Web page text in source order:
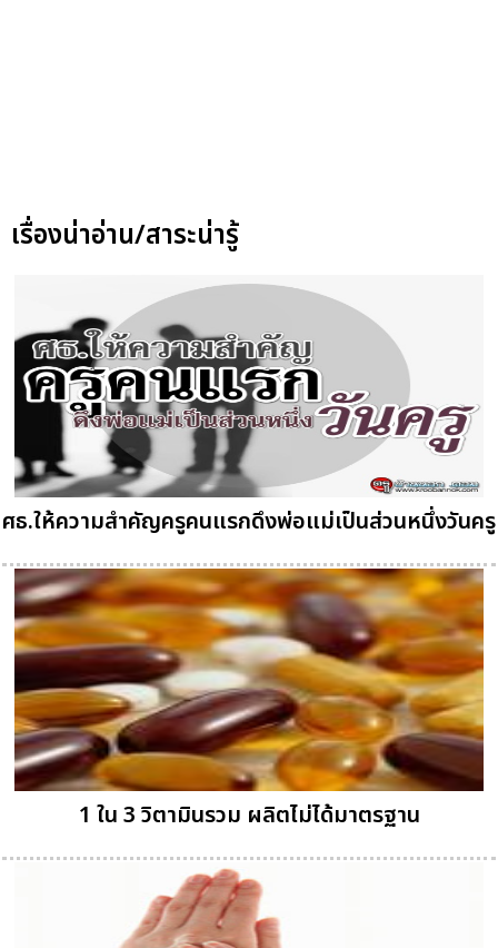
เรื่องน่าอ่าน/สาระน่ารู้
ศธ.ให้ความสำคัญครูคนแรกดึงพ่อแม่เป็นส่วนหนึ่งวันครู
1 ใน 3 วิตามินรวม ผลิตไม่ได้มาตรฐาน